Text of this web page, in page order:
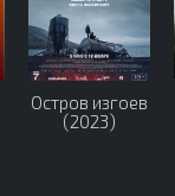
Остров изгоев
(2023)